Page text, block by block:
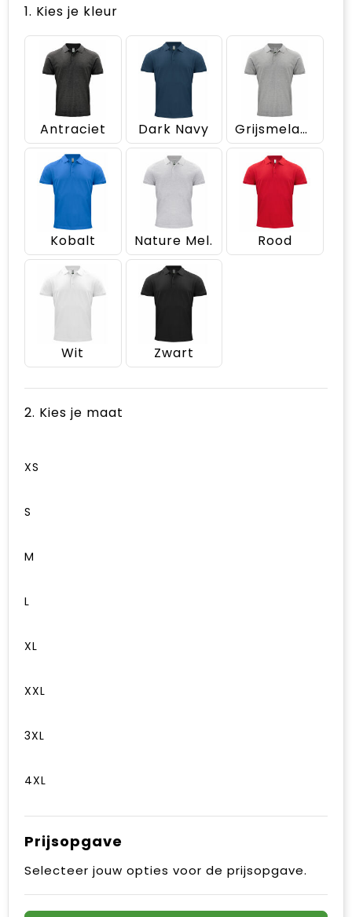
1. Kies je kleur
Antraciet Dark Navy Grijsmelange
Kobalt Nature Mel. Rood
Wit Zwart
2. Kies je maat
XS
S
M
L
XL
XXL
3XL
4XL
Prijsopgave
Selecteer jouw opties voor de prijsopgave.